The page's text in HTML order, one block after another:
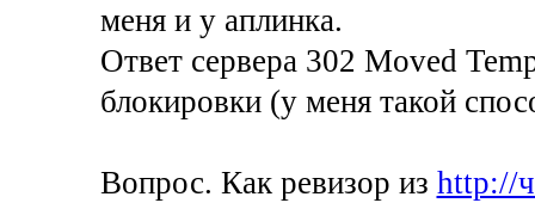
меня и у аплинка.
Ответ сервера 302 Moved
блокировки (у меня такой
Вопрос. Как ревизор из http://